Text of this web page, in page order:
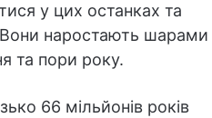
у цих останках та
Вони наростають шарами
та пори року.
66 мільйонів років